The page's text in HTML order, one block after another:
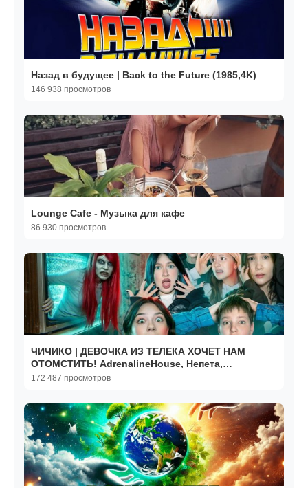
Назад в будущее | Back to the Future (1985,4K)
146 938 просмотров
Lounge Cafe - Музыка для кафе
86 930 просмотров
ЧИЧИКО | ДЕВОЧКА ИЗ ТЕЛЕКА ХОЧЕТ НАМ
ОТОМСТИТЬ! AdrenalineHouse, Непета,
Луномосик, Тая Скоморохова
172 487 просмотров